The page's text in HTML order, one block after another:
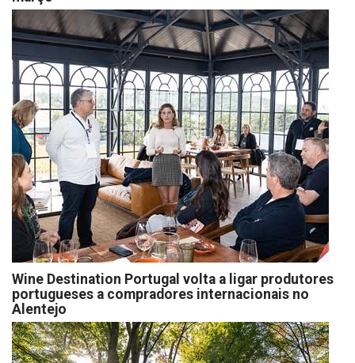
Wine Destination Portugal volta a ligar produtores
portugueses a compradores internacionais no
Alentejo